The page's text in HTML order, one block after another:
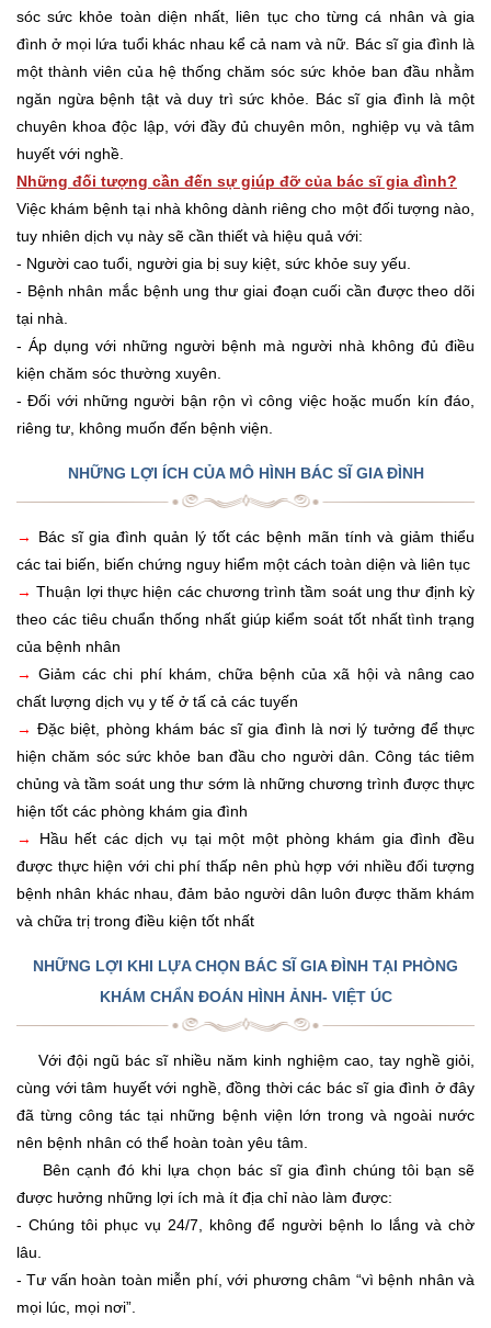
sóc sức khỏe toàn diện nhất, liên tục cho từng cá nhân và gia
đình ở mọi lứa tuổi khác nhau kể cả nam và nữ. Bác sĩ gia đình là
một thành viên của hệ thống chăm sóc sức khỏe ban đầu nhằm
ngăn ngừa bệnh tật và duy trì sức khỏe. Bác sĩ gia đình là một
chuyên khoa độc lập, với đầy đủ chuyên môn, nghiệp vụ và tâm
huyết với nghề.
Những đối tượng cần đến sự giúp đỡ của bác sĩ gia đình?
Việc khám bệnh tại nhà không dành riêng cho một đối tượng nào,
tuy nhiên dịch vụ này sẽ cần thiết và hiệu quả với:
- Người cao tuổi, người gia bị suy kiệt, sức khỏe suy yếu.
- Bệnh nhân mắc bệnh ung thư giai đoạn cuối cần được theo dõi
tại nhà.
- Áp dụng với những người bệnh mà người nhà không đủ điều
kiện chăm sóc thường xuyên.
- Đối với những người bận rộn vì công việc hoặc muốn kín đáo,
riêng tư, không muốn đến bệnh viện.
NHỮNG LỢI ÍCH CỦA MÔ HÌNH BÁC SĨ GIA ĐÌNH
→
Bác sĩ gia đình quản lý tốt các bệnh mãn tính và giảm thiểu
các tai biến, biến chứng nguy hiểm một cách toàn diện và liên tục
→ Thuận lợi thực hiện các chương trình tầm soát ung thư định kỳ
theo các tiêu chuẩn thống nhất giúp kiểm soát tốt nhất tình trạng
của bệnh nhân
→Giảm các chi phí khám, chữa bệnh của xã hội và nâng cao
chất lượng dịch vụ y tế ở tấ cả các tuyến
→ Đặc biệt, phòng khám bác sĩ gia đình là nơi lý tưởng để thực
hiện chăm sóc sức khỏe ban đầu cho người dân. Công tác tiêm
chủng và tầm soát ung thư sớm là những chương trình được thực
hiện tốt các phòng khám gia đình
→
Hầu hết các dịch vụ tại một một phòng khám gia đình đều
được thực hiện với chi phí thấp nên phù hợp với nhiều đối tượng
bệnh nhân khác nhau, đảm bảo người dân luôn được thăm khám
và chữa trị trong điều kiện tốt nhất
NHỮNG LỢI KHI LỰA CHỌN BÁC SĨ GIA ĐÌNH TẠI PHÒNG
KHÁM CHẨN ĐOÁN HÌNH ẢNH- VIỆT ÚC
Với đội ngũ bác sĩ nhiều năm kinh nghiệm cao, tay nghề giỏi,
cùng với tâm huyết với nghề, đồng thời các bác sĩ gia đình ở đây
đã từng công tác tại những bệnh viện lớn trong và ngoài nước
nên bệnh nhân có thể hoàn toàn yêu tâm.
Bên cạnh đó khi lựa chọn bác sĩ gia đình chúng tôi bạn sẽ
được hưởng những lợi ích mà ít địa chỉ nào làm được:
- Chúng tôi phục vụ 24/7, không để người bệnh lo lắng và chờ
lâu.
- Tư vấn hoàn toàn miễn phí, với phương châm “vì bệnh nhân và
mọi lúc, mọi nơi”.